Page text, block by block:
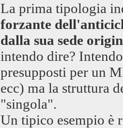
La prima tipologia
forzante
dalla sua sede
intendo dire?
presupposti per un
ecc) ma la struttura
"singola".
Un tipico esempio è